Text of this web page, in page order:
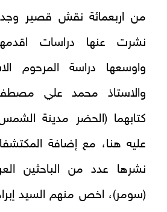
من اربعمائة نقش قصير
نشرت عنها دراسات
واوسعها دراسة المرحوم
والاستاذ محمد علي
كتابهما (الحضر مدينة
عليه هنا، مع إضافة
نشرها عدد من الباحثين
(سومر)، اخص منهم السيد